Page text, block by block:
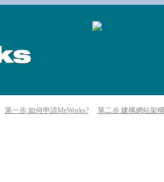
第一步:如何申請MeWorks? 第二步:建構網站架構